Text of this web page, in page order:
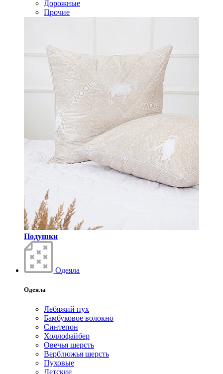
Дорожные
Прочие
Подушки
Одеяла
Одеяла
Лебяжий пух
Бамбуковое волокно
Синтепон
Холлофайбер
Овечья шерсть
Верблюжья шерсть
Пуховые
Детские